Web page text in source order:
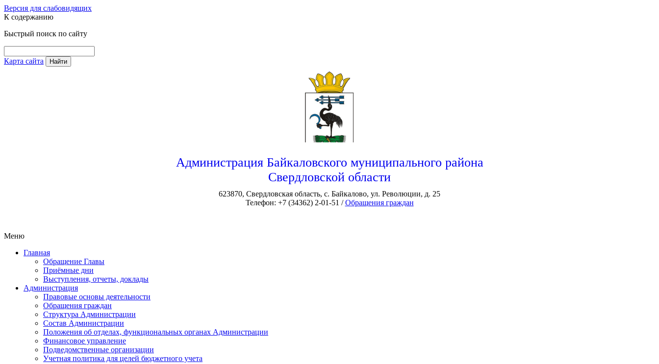
Версия для слабовидящих
К содержанию
Быстрый поиск по сайту
Карта сайта Найти
Администрация Байкаловского муниципального района
Свердловской области
623870, Свердловская область, с. Байкалово, ул. Революции, д. 25
Телефон: +7 (34362) 2-01-51 /Обращения граждан
Меню
Главная
Обращение Главы
Приёмные дни
Выступления, отчеты, доклады
Администрация
Правовые основы деятельности
Обращения граждан
Структура Администрации
Состав Администрации
Положения об отделах, функциональных органах Администрации
Финансовое управление
Подведомственные организации
Учетная политика для целей бюджетного учета